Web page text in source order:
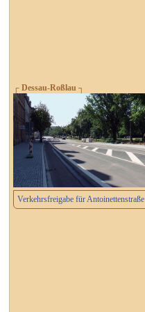
┌ Dessau-Roßlau ┐
Verkehrsfreigabe für Antoinettenstraße